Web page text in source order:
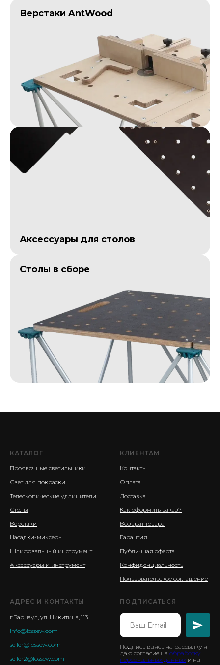
Верстаки AntWood
Аксессуары для столов
Столы в сборе
КАТАЛОГ
Проявочные светильники
Свет для покраски
Телескопические удлинители
Столы
Верстаки
Насадки-миксеры
Шлифовальный инструмент
Аксессуары и инструмент
КЛИЕНТАМ
Контакты
Оплата
Доставка
Как оформить заказ?
Возврат товара
Гарантия
Публичная оферта
Конфиденциальность
Пользовательское соглашение
АДРЕС И КОНТАКТЫ
г.Барнаул, ул. Никитина, 113
info@lossew.com
seller@lossew.com
seller2@lossew.com
ПОДПИСАТЬСЯ
Подписываясь на рассылку я
даю согласие на обработку
персональных данных и на